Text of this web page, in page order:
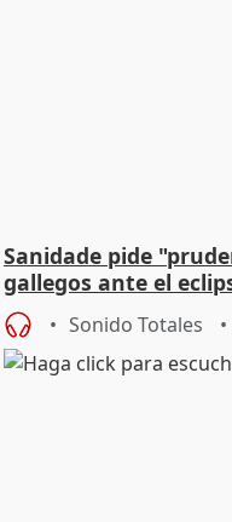
Sanidade pide
gallegos ante el
Sonido Totales